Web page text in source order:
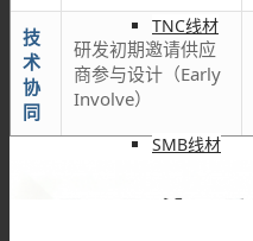
TNC线材
SMB线材
技
术
协
同
研发初期邀请供应
商参与设计（Early
Involve）